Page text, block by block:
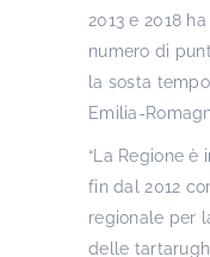
2013 e 2018
numero di
la sosta
Emilia-
“La Regione
fin dal 2012
regionale per
delle